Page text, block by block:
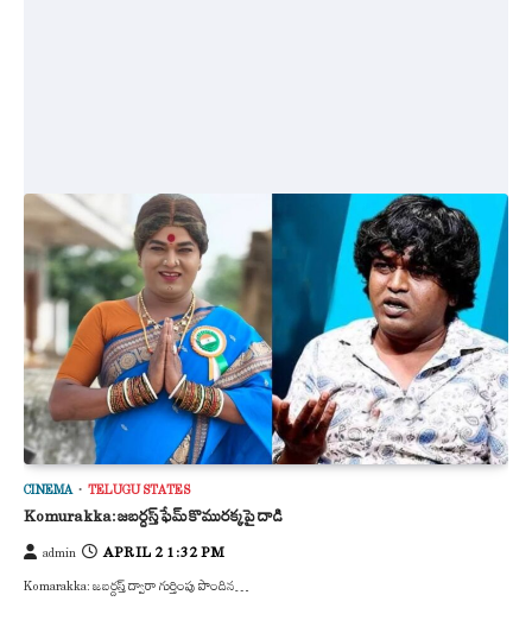
CINEMA TELUGU STATES
Komurakka: జబర్దస్త్ ఫేమ్ కొమురక్కపై దాడి
admin APRIL 2 1:32 PM
Komarakka: జబర్దస్త్ ద్వారా గుర్తింపు పొందిన…